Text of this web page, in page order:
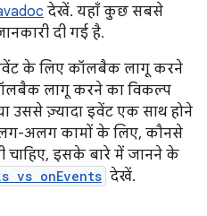
देखें. यहाँ कुछ सबसे
दी गई है.
के लिए कॉलबैक लागू करने
लागू करने का विकल्प
उससे ज़्यादा इवेंट एक साथ होने
अलग कामों के लिए, कौनसे
चाहिए, इसके बारे में जानने के
vs onEvents देखें.